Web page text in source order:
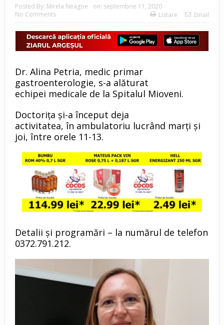
Posted By: Mirela Neagoe on: septembrie 11, 2020
No Comments
Listare Email
Dr. Alina Petria, medic primar
gastroenterologie, s-a alăturat
echipei medicale de la Spitalul Mioveni.
Doctorița și-a început deja
activitatea, în ambulatoriu lucrând marți și
joi, între orele 11-13.
Detalii și programări – la numărul de telefon
0372.791.212.